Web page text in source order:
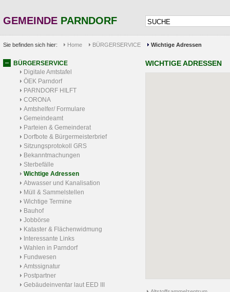
GEMEINDE PARNDORF
Sie befinden sich hier: Home BÜRGERSERVICE Wichtige Adressen
BÜRGERSERVICE
Digitale Amtstafel
ÖEK Parndorf
PARNDORF HILFT
CORONA
Amtshelfer/ Formulare
Gemeindeamt
Parteien & Gemeinderat
Dorfbote & Bürgermeisterbrief
Sitzungsprotokoll GRS
Bekanntmachungen
Sterbefälle
Wichtige Adressen
Abwasser und Kanalisation
Müll & Sammelstellen
Wichtige Termine
Bauhof
Jobbörse
Kataster & Flächenwidmung
Interessante Links
Wahlen in Parndorf
Fundwesen
Amtssignatur
Postpartner
Gebäudeinventar laut EED III
WICHTIGE ADRESSEN